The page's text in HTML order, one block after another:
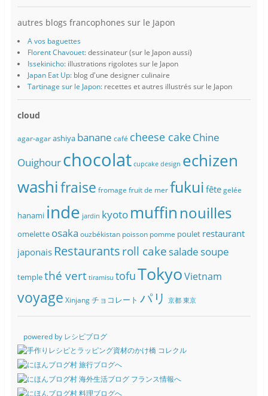
autres blogs francophones sur le Japon
A vos baguettes
Florent Chavouet: dessinateur (sur le Japon aussi)
Issekinicho: illustrations rigolotes sur le Japon
Japan Eat Up: blog d'une designer culinaire
Tartinage sur le Japon: recettes et autres illustrés sur le Japon
cloud
agar-agar ashiya banane café cheese cakeChine
Ouighourchocolat cupcake design echizen
washifraise fromage fruit de mer fukui fête gelée
hanami inde jardin kyoto muffin nouilles
omelette osaka ouzbékistan poisson pomme poulet restaurant
japonais Restaurantsroll cake salade soupe
templethé vert tiramisu tofuTokyoVietnam
voyage Xinjang チョコレート パリ 京都 東京
powered by レシピブログ